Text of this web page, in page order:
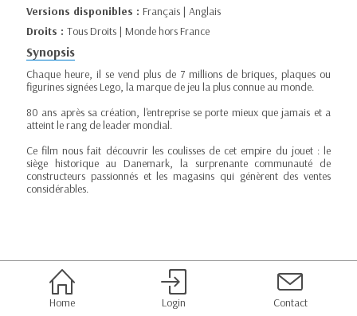
Versions disponibles : Français | Anglais
Droits : Tous Droits | Monde hors France
Synopsis
Chaque heure, il se vend plus de 7 millions de briques, plaques ou
figurines signées Lego, la marque de jeu la plus connue au monde.
80 ans après sa création, l'entreprise se porte mieux que jamais et a
atteint le rang de leader mondial.
Ce film nous fait découvrir les coulisses de cet empire du jouet : le
siège historique au Danemark, la surprenante communauté de
constructeurs passionnés et les magasins qui génèrent des ventes
considérables.
Home Login Contact